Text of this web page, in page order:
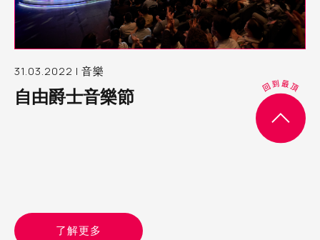
31.03.2022 | 音樂
自由爵士音樂節
了解更多